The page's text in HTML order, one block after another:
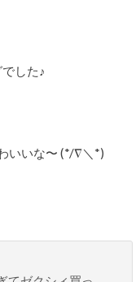
した♪
いいな〜 (*/∇＼*)